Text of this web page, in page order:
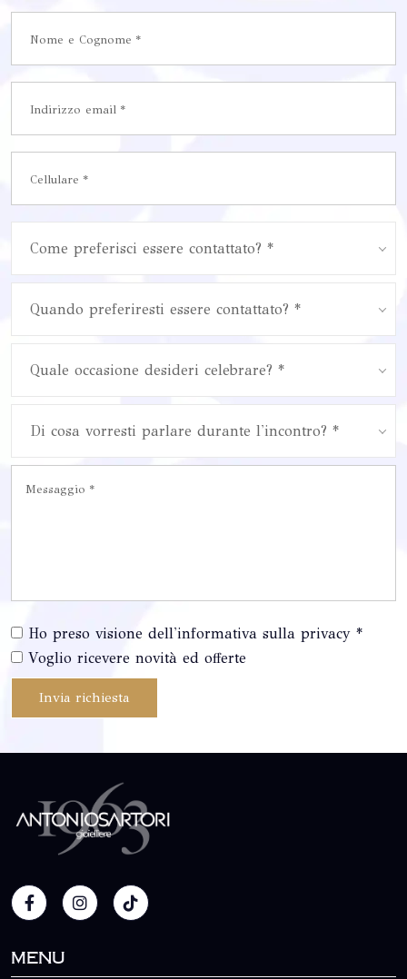
Come preferisci essere contattato? *
Quando preferiresti essere contattato? *
Quale occasione desideri celebrare? *
Di cosa vorresti parlare durante l'incontro? *
Ho preso visione dell'informativa sulla privacy *
Voglio ricevere novità ed offerte
Invia richiesta
Menu